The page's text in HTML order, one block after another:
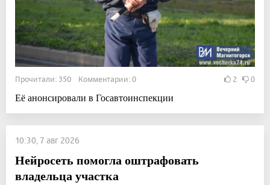
Прочитали: 350 Комментарии: 0 2 0
Её анонсировали в Госавтоинспекции
10:30, 7 авг 2026
Нейросеть помогла оштрафовать
владельца участка